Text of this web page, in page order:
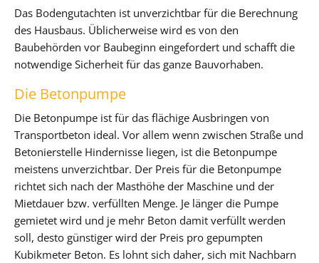
Das Bodengutachten ist unverzichtbar für die Berechnung
des Hausbaus. Üblicherweise wird es von den
Baubehörden vor Baubeginn eingefordert und schafft die
notwendige Sicherheit für das ganze Bauvorhaben.
Die Betonpumpe
Die Betonpumpe ist für das flächige Ausbringen von
Transportbeton ideal. Vor allem wenn zwischen Straße und
Betonierstelle Hindernisse liegen, ist die Betonpumpe
meistens unverzichtbar. Der Preis für die Betonpumpe
richtet sich nach der Masthöhe der Maschine und der
Mietdauer bzw. verfüllten Menge. Je länger die Pumpe
gemietet wird und je mehr Beton damit verfüllt werden
soll, desto günstiger wird der Preis pro gepumpten
Kubikmeter Beton. Es lohnt sich daher, sich mit Nachbarn